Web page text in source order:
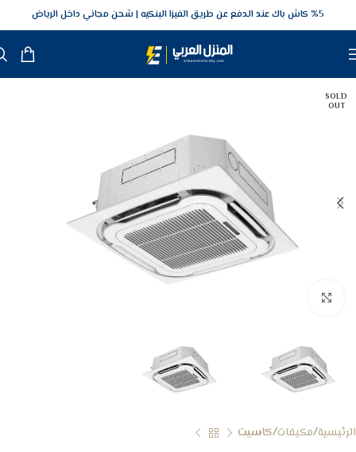
5‎% كاش باك عند الدفع عن طريق الفيزا البنكيه شحن مجاني داخل الرياض
SOLD
OUT
الرئيسية مكيفات كاسيت